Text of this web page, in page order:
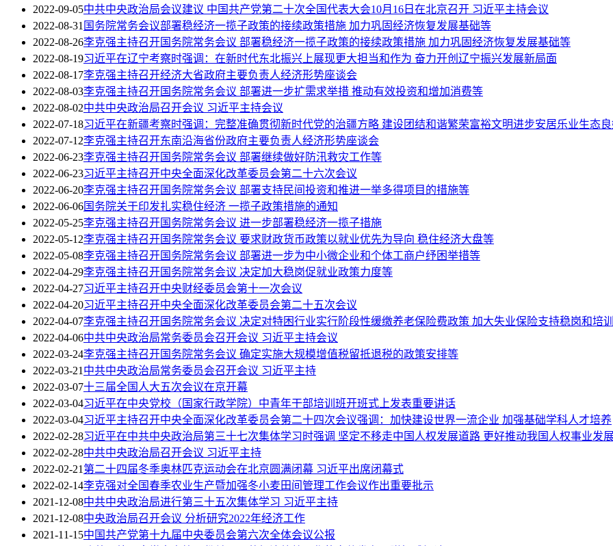
2022-09-05中共中央政治局会议建议 中国共产党第二十次全国代表大会10月16日在北京召开 习近平主持会议
2022-08-31 国务院常务会议部署稳经济一揽子政策的接续政策措施 加力巩固经济恢复发展基础等
2022-08-26李克强主持召开国务院常务会议 部署稳经济一揽子政策的接续政策措施 加力巩固经济恢复发展基础等
2022-08-19习近平在辽宁考察时强调：在新时代东北振兴上展现更大担当和作为 奋力开创辽宁振兴发展新局面
2022-08-17李克强主持召开经济大省政府主要负责人经济形势座谈会
2022-08-03李克强主持召开国务院常务会议 部署进一步扩需求举措 推动有效投资和增加消费等
2022-08-02中共中央政治局召开会议 习近平主持会议
2022-07-18习近平在新疆考察时强调：完整准确贯彻新时代党的治疆方略 建设团结和谐繁荣富裕文明进步安居乐业生态
2022-07-12李克强主持召开东南沿海省份政府主要负责人经济形势座谈会
2022-06-23李克强主持召开国务院常务会议 部署继续做好防汛救灾工作等
2022-06-23习近平主持召开中央全面深化改革委员会第二十六次会议
2022-06-20李克强主持召开国务院常务会议 部署支持民间投资和推进一举多得项目的措施等
2022-06-06国务院关于印发扎实稳住经济 一揽子政策措施的通知
2022-05-25李克强主持召开国务院常务会议 进一步部署稳经济一揽子措施
2022-05-12李克强主持召开国务院常务会议 要求财政货币政策以就业优先为导向 稳住经济大盘等
2022-05-08李克强主持召开国务院常务会议 部署进一步为中小微企业和个体工商户纾困举措等
2022-04-29李克强主持召开国务院常务会议 决定加大稳岗促就业政策力度等
2022-04-27习近平主持召开中央财经委员会第十一次会议
2022-04-20习近平主持召开中央全面深化改革委员会第二十五次会议
2022-04-07李克强主持召开国务院常务会议 决定对特困行业实行阶段性缓缴养老保险费政策 加大失业保险支持稳岗和培
2022-04-06中共中央政治局常务委员会召开会议 习近平主持会议
2022-03-24李克强主持召开国务院常务会议 确定实施大规模增值税留抵退税的政策安排等
2022-03-21中共中央政治局常务委员会召开会议 习近平主持
2022-03-07十三届全国人大五次会议在京开幕
2022-03-04习近平在中央党校（国家行政学院）中青年干部培训班开班式上发表重要讲话
2022-03-04习近平主持召开中央全面深化改革委员会第二十四次会议强调：加快建设世界一流企业 加强基础学科人才培养
2022-02-28习近平在中共中央政治局第三十七次集体学习时强调 坚定不移走中国人权发展道路 更好推动我国人权事业发
2022-02-28中共中央政治局召开会议 习近平主持
2022-02-21第二十四届冬季奥林匹克运动会在北京圆满闭幕 习近平出席闭幕式
2022-02-14李克强对全国春季农业生产暨加强冬小麦田间管理工作会议作出重要批示
2021-12-08中共中央政治局进行第三十五次集体学习 习近平主持
2021-12-08中央政治局召开会议 分析研究2022年经济工作
2021-11-15中国共产党第十九届中央委员会第六次全体会议公报